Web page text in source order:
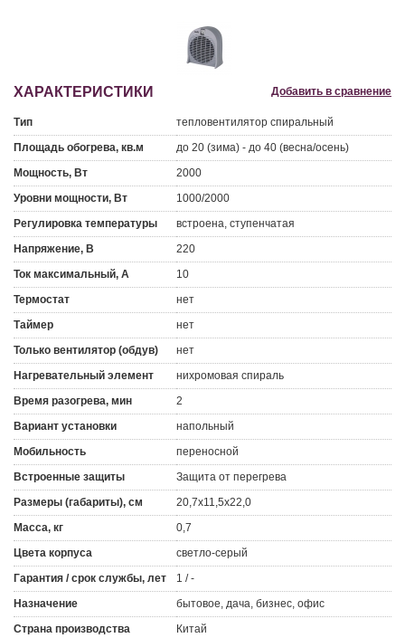
ХАРАКТЕРИСТИКИ Добавить в сравнение
Тип
тепловентилятор спиральный
Площадь обогрева, кв.м
до 20 (зима) - до 40 (весна/осень)
Мощность, Вт
2000
Уровни мощности, Вт
1000/2000
Регулировка температуры
встроена, ступенчатая
Напряжение, В
220
Ток максимальный, А
10
Термостат
нет
Таймер
нет
Только вентилятор (обдув)
нет
Нагревательный элемент
нихромовая спираль
Время разогрева, мин
2
Вариант установки
напольный
Мобильность
переносной
Встроенные защиты
Защита от перегрева
Размеры (габариты), см
20,7х11,5х22,0
Масса, кг
0,7
Цвета корпуса
светло-серый
Гарантия / срок службы, лет
1 / -
Назначение
бытовое, дача, бизнес, офис
Страна производства
Китай